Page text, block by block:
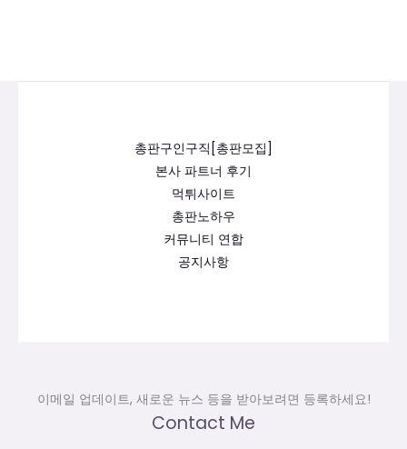
총판구인구직[총판모집]
본사 파트너 후기
먹튀사이트
총판노하우
커뮤니티 연합
공지사항
이메일 업데이트, 새로운 뉴스 등을 받아보려면 등록하세요!
Contact Me